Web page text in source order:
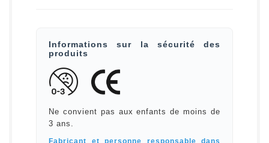
Informations sur la sécurité des
produits
Ne convient pas aux enfants de moins de
3 ans.
Fabricant et personne responsable dans